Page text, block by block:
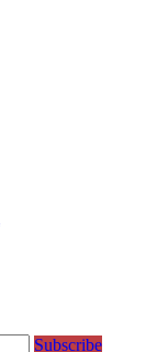
Subscribe